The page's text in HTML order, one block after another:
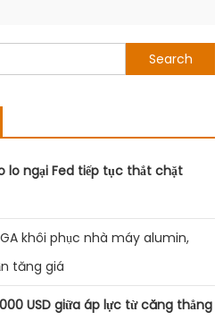
lo ngại Fed tiếp tục thắt chặt
khôi phục nhà máy alumin,
tăng giá
USD giữa áp lực từ căng thẳng